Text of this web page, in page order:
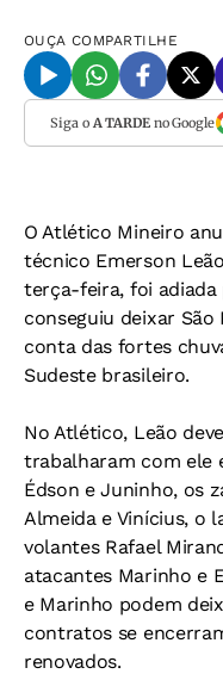
OUÇA COMPARTILHE
Siga o A TARDEno Google
O Atlético Mineiro
técnico Emerson
terça-feira, foi
conseguiu deixar
conta das fortes
Sudeste brasileiro.
No Atlético, Leão
trabalharam com ele
Édson e Juninho, os
Almeida e Vinícius, o
volantes Rafael
atacantes Marinho e
e Marinho podem
contratos se
renovados.